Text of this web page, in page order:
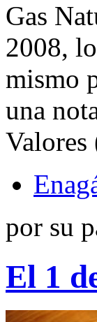
Gas
2008,
mismo
una
por su
El 1